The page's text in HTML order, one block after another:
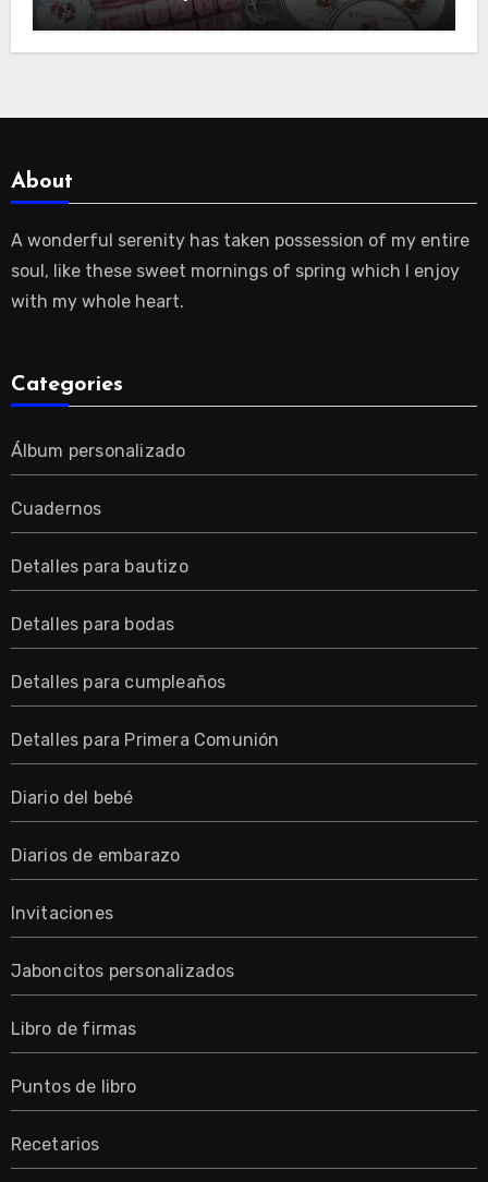
About
A wonderful serenity has taken possession of my entire
soul, like these sweet mornings of spring which I enjoy
with my whole heart.
Categories
Álbum personalizado
Cuadernos
Detalles para bautizo
Detalles para bodas
Detalles para cumpleaños
Detalles para Primera Comunión
Diario del bebé
Diarios de embarazo
Invitaciones
Jaboncitos personalizados
Libro de firmas
Puntos de libro
Recetarios